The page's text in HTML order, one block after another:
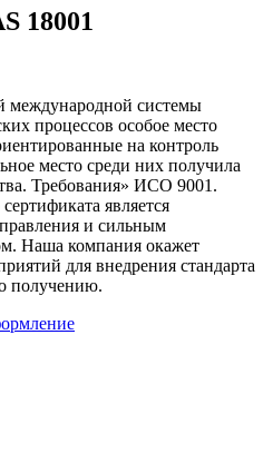
18001
международной системы
процессов особое место
на контроль
место среди них получила
Требования» ИСО 9001.
является
и сильным
Наша компания окажет
для внедрения стандарта
получению.